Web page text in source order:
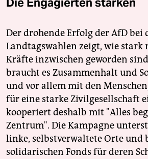
Der drohende Erfolg der AfD bei
Landtagswahlen zeigt, wie stark
Kräfte inzwischen geworden
braucht es Zusammenhalt und
und vor allem mit den
für eine starke Zivilgesellschaft
kooperiert deshalb mit "Alles
Zentrum". Die Kampagne
linke, selbstverwaltete Orte und
solidarischen Fonds für deren